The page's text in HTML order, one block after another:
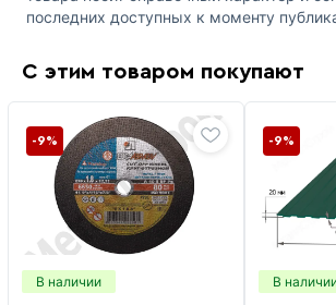
последних доступных к моменту
С этим товаром покупают
В наличии
-9%
В
-9%